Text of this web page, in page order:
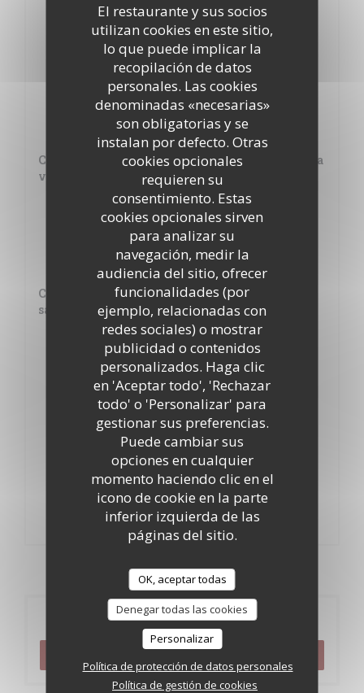
El restaurante y sus socios
utilizan cookies en este sitio,
lo que puede implicar la
recopilación de datos
personales. Las cookies
denominadas «necesarias»
son obligatorias y se
instalan por defecto. Otras
cookies opcionales
requieren su
consentimiento. Estas
cookies opcionales sirven
para analizar su
navegación, medir la
audiencia del sitio, ofrecer
funcionalidades (por
ejemplo, relacionadas con
redes sociales) o mostrar
publicidad o contenidos
personalizados. Haga clic
en 'Aceptar todo', 'Rechazar
todo' o 'Personalizar' para
gestionar sus preferencias.
Puede cambiar sus
opciones en cualquier
momento haciendo clic en el
icono de cookie en la parte
inferior izquierda de las
páginas del sitio.
OK, aceptar todas
Denegar todas las cookies
Personalizar
Política de protección de datos personales
Política de gestión de cookies
21,00 EUR
Mejillas de cerdo confitadas
22,00 EUR
Tartaro de Ternera "Charolais"
23,00 EUR
Carne picada de pato en puré de patatas, ensalada
verde
24,00 EUR
Pestana de Buey , Chalotes confitadas
26,00 EUR
Chuleton (para 2 personas), hueso de medula,
salsa "Bearnaise"
90,00 EUR
Andouillette (butifarra)
26,00 EUR
Tuetano de canon de hueso y sal marina
12,00 EUR
Salchicha seca
9,00 EUR
Reserva